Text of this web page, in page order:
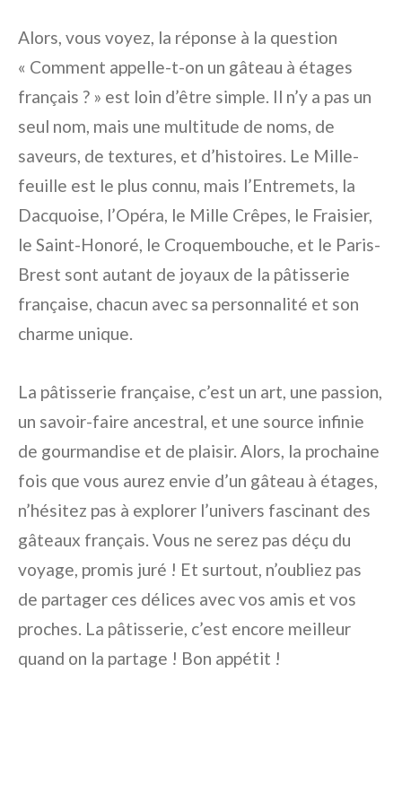
Alors, vous voyez, la réponse à la question
« Comment appelle-t-on un gâteau à étages
français ? » est loin d’être simple. Il n’y a pas un
seul nom, mais une multitude de noms, de
saveurs, de textures, et d’histoires. Le Mille-
feuille est le plus connu, mais l’Entremets, la
Dacquoise, l’Opéra, le Mille Crêpes, le Fraisier,
le Saint-Honoré, le Croquembouche, et le Paris-
Brest sont autant de joyaux de la pâtisserie
française, chacun avec sa personnalité et son
charme unique.
La pâtisserie française, c’est un art, une passion,
un savoir-faire ancestral, et une source infinie
de gourmandise et de plaisir. Alors, la prochaine
fois que vous aurez envie d’un gâteau à étages,
n’hésitez pas à explorer l’univers fascinant des
gâteaux français. Vous ne serez pas déçu du
voyage, promis juré ! Et surtout, n’oubliez pas
de partager ces délices avec vos amis et vos
proches. La pâtisserie, c’est encore meilleur
quand on la partage ! Bon appétit !